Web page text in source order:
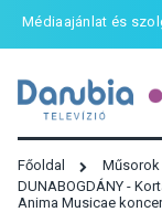
Médiaajánlat és
Főoldal Műsorok
DUNABOGDÁNY -
Anima Musicae